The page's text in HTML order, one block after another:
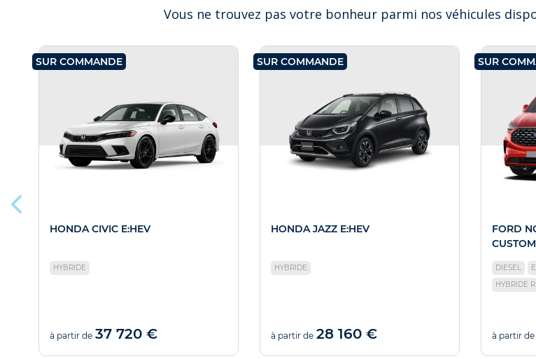
Vous ne trouvez pas votre bonheur parmi nos véhicules
SUR COMMANDE
HONDA CIVIC E:HEV
HYBRIDE
à partir de 37 720 €
SUR COMMANDE
HONDA JAZZ E:HEV
HYBRIDE
à partir de 28 160 €
SUR
FORD
CUSTOM
DIESEL
HYBRIDE
à partir de